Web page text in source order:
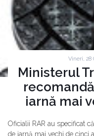
Vineri, 28
Ministerul
iarnă mai
Oficialii RAR au specificat
de iarnă mai vechi de cinci